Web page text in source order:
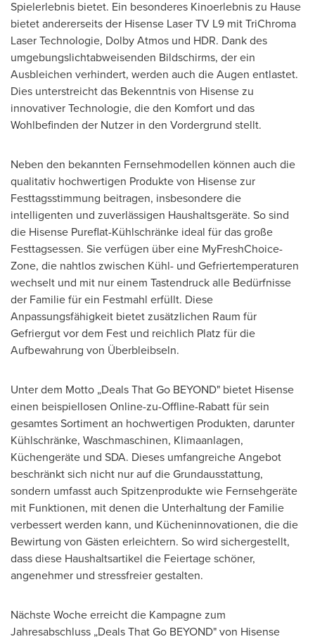
Spielerlebnis bietet. Ein besonderes Kinoerlebnis zu Hause
bietet andererseits der Hisense Laser TV L9 mit TriChroma
Laser Technologie, Dolby Atmos und HDR. Dank des
umgebungslichtabweisenden Bildschirms, der ein
Ausbleichen verhindert, werden auch die Augen entlastet.
Dies unterstreicht das Bekenntnis von Hisense zu
innovativer Technologie, die den Komfort und das
Wohlbefinden der Nutzer in den Vordergrund stellt.
Neben den bekannten Fernsehmodellen können auch die
qualitativ hochwertigen Produkte von Hisense zur
Festtagsstimmung beitragen, insbesondere die
intelligenten und zuverlässigen Haushaltsgeräte. So sind
die Hisense Pureflat-Kühlschränke ideal für das große
Festtagsessen. Sie verfügen über eine MyFreshChoice-
Zone, die nahtlos zwischen Kühl- und Gefriertemperaturen
wechselt und mit nur einem Tastendruck alle Bedürfnisse
der Familie für ein Festmahl erfüllt. Diese
Anpassungsfähigkeit bietet zusätzlichen Raum für
Gefriergut vor dem Fest und reichlich Platz für die
Aufbewahrung von Überbleibseln.
Unter dem Motto „Deals That Go BEYOND" bietet Hisense
einen beispiellosen Online-zu-Offline-Rabatt für sein
gesamtes Sortiment an hochwertigen Produkten, darunter
Kühlschränke, Waschmaschinen, Klimaanlagen,
Küchengeräte und SDA. Dieses umfangreiche Angebot
beschränkt sich nicht nur auf die Grundausstattung,
sondern umfasst auch Spitzenprodukte wie Fernsehgeräte
mit Funktionen, mit denen die Unterhaltung der Familie
verbessert werden kann, und Kücheninnovationen, die die
Bewirtung von Gästen erleichtern. So wird sichergestellt,
dass diese Haushaltsartikel die Feiertage schöner,
angenehmer und stressfreier gestalten.
Nächste Woche erreicht die Kampagne zum
Jahresabschluss „Deals That Go BEYOND" von Hisense